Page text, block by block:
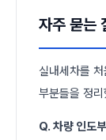
자주 묻는
실내세차를
부분들을 정
Q. 차량 인도